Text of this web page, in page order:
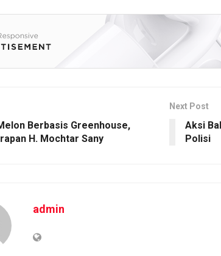
ail at
s
A
p
py
k
ar
Berbasis Greenhouse,
H. Mochtar Sany
Next Post
Aksi
Polisi
admin